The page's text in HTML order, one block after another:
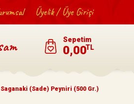
Üyelik / Üye Girişi
Sepetim
0,00TL
Saganaki (Sade) Peyniri (500 Gr.)